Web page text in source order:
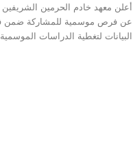
أعلن معهد خادم الحرمين الشريفين
عن فرص موسمية للمشاركة ضمن
البيانات لتغطية الدراسات